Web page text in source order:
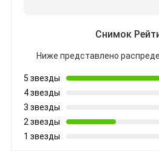
Снимок
Ниже представлено
5 звезды
4 звезды
3 звезды
2 звезды
1 звезды